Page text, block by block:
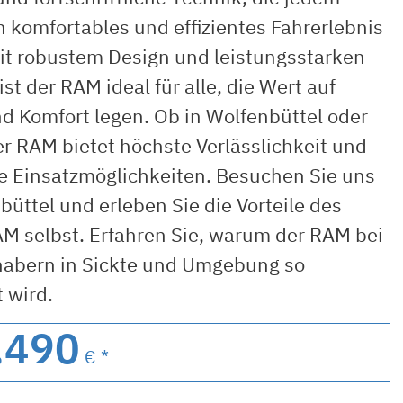
komfortables und effizientes Fahrerlebnis
robustem Design und leistungsstarken
der RAM ideal für alle, die Wert auf
Komfort legen. Ob in Wolfenbüttel oder
RAM bietet höchste Verlässlichkeit und
Einsatzmöglichkeiten. Besuchen Sie uns
und erleben Sie die Vorteile des
selbst. Erfahren Sie, warum der RAM bei
in Sickte und Umgebung so
wird.
€ *